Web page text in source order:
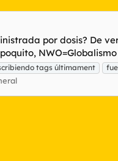
por dosis? De
tags últimament